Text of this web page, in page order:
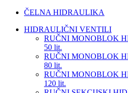
ČELNA HIDRAULIKA
HIDRAULIČNI VENTILI
RUČNI MONOBLOK
50 lit.
RUČNI MONOBLOK
80 lit.
RUČNI MONOBLOK
120 lit.